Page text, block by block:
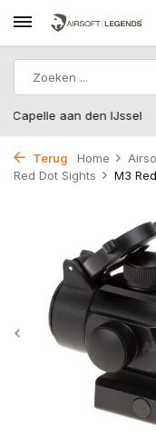
14 dagen
Terug Home
Red Dot Sights
M3